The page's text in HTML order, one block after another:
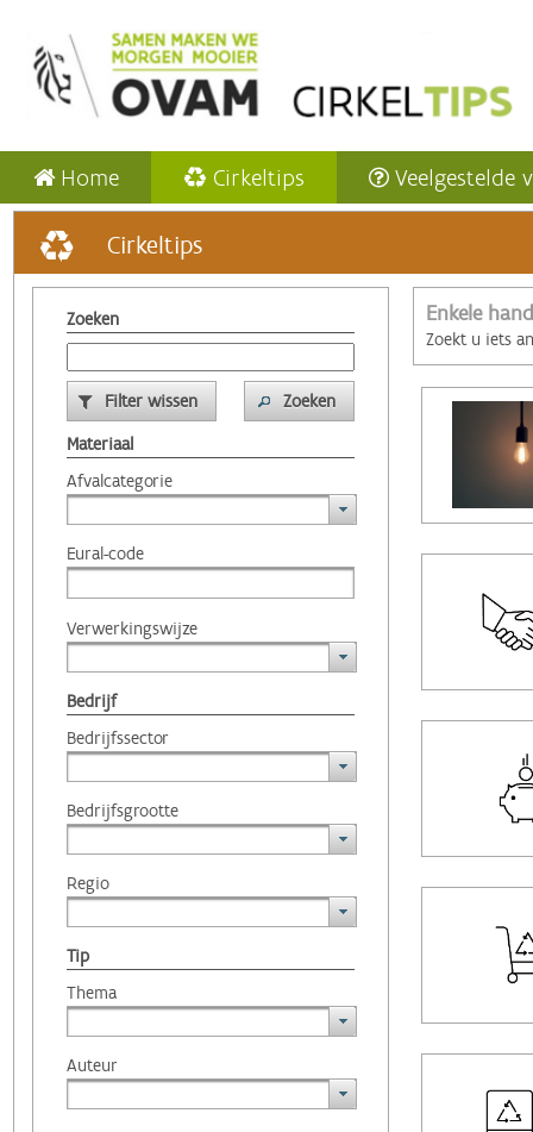
Home Cirkeltips Veelgestelde
Cirkeltips
Zoeken
Filter wissen
Zoeken
Materiaal
Afvalcategorie
Eural-code
Verwerkingswijze
Bedrijf
Bedrijfssector
Bedrijfsgrootte
Regio
Tip
Thema
Auteur
Enkele
Zoekt u iets